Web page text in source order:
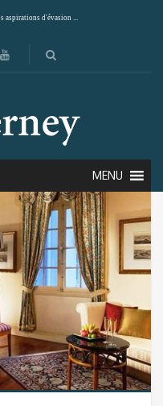
aspirations d'évasion ...
MENU
Default sorting